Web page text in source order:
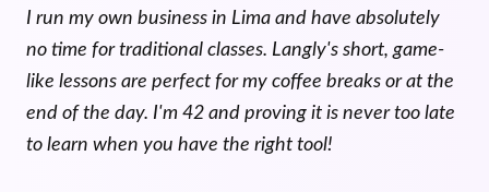
I run my own business in Lima and have absolutely
no time for traditional classes. Langly's short, game-
like lessons are perfect for my coffee breaks or at the
end of the day. I'm 42 and proving it is never too late
to learn when you have the right tool!